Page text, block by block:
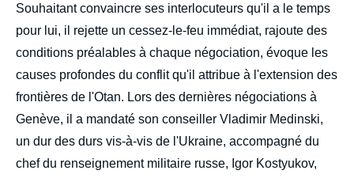
Souhaitant convaincre ses interlocuteurs qu'il a le temps
pour lui, il rejette un cessez-le-feu immédiat, rajoute des
conditions préalables à chaque négociation, évoque les
causes profondes du conflit qu'il attribue à l'extension des
frontières de l'Otan. Lors des dernières négociations à
Genève, il a mandaté son conseiller Vladimir Medinski,
un dur des durs vis-à-vis de l'Ukraine, accompagné du
chef du renseignement militaire russe, Igor Kostyukov,